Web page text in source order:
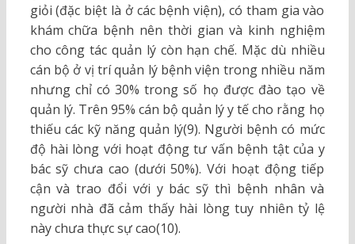
giỏi (đặc biệt là ở các bệnh viện), có tham gia vào
khám chữa bệnh nên thời gian và kinh nghiệm
cho công tác quản lý còn hạn chế. Mặc dù nhiều
cán bộ ở vị trí quản lý bệnh viện trong nhiều năm
nhưng chỉ có 30% trong số họ được đào tạo về
quản lý. Trên 95% cán bộ quản lý y tế cho rằng họ
thiếu các kỹ năng quản lý(9). Người bệnh có mức
độ hài lòng với hoạt động tư vấn bệnh tật của y
bác sỹ chưa cao (dưới 50%). Với hoạt động tiếp
cận và trao đổi với y bác sỹ thì bệnh nhân và
người nhà đã cảm thấy hài lòng tuy nhiên tỷ lệ
này chưa thực sự cao(10).